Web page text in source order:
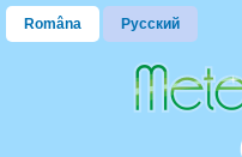
Româna Русский